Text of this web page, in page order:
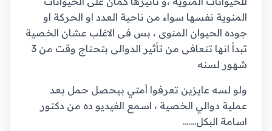
المنوية نفسها سواء من ناحية العدد او الحركة او
جوده الحيوان المنوى ، بس فى الاغلب عشان الخصية
تبدأ انها تتعافى من تأثير الدوالى بتحتاج وقت من 3
شهور لسنه
ولو لسه عايزين تعرفوا أمتي بيحصل حمل بعد
عملية دوالي الخصية ، اسمع الفيديو ده من دكتور
اسامة البكل…….